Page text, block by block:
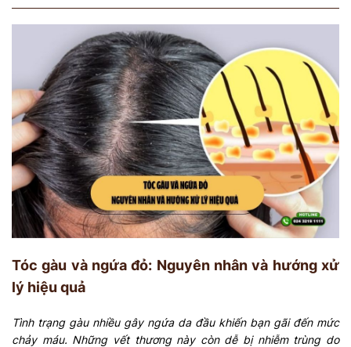
Tóc gàu và ngứa đỏ: Nguyên nhân và hướng xử
lý hiệu quả
Tình trạng gàu nhiều gây ngứa da đầu khiến bạn gãi đến mức
chảy máu. Những vết thương này còn dễ bị nhiễm trùng do